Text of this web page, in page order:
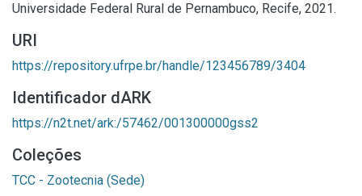
Universidade Federal Rural de Pernambuco, Recife, 2021.
URI
https://repository.ufrpe.br/handle/123456789/3404
Identificador dARK
https://n2t.net/ark:/57462/001300000gss2
Coleções
TCC - Zootecnia (Sede)